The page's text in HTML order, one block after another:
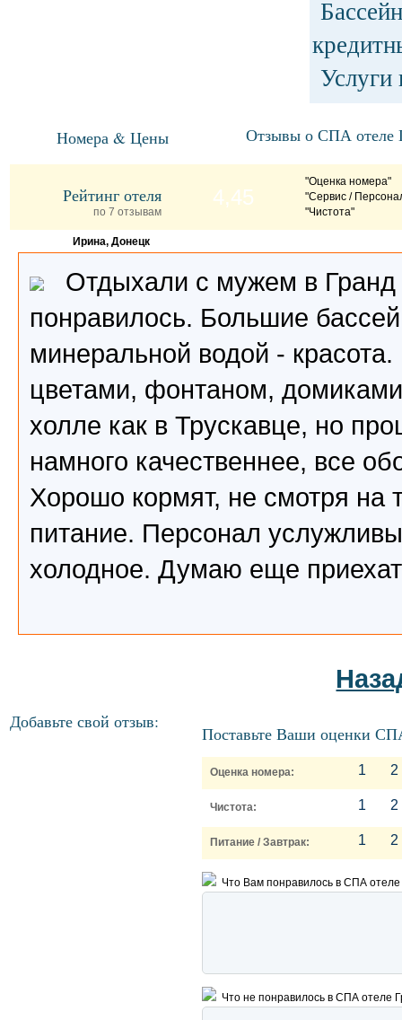
Номера & Цены Отзывы о СПА отеле
Рейтинг отеля
по 7 отзывам
4,45
"Оценка номера"
"Сервис /
"Чистота"
Ирина, Донецк
Отдыхали с мужем в
понравилось. Большие
минеральной водой -
цветами, фонтаном,
холле как в Трускавце, но
намного качественнее, все
Хорошо кормят, не смотря на
питание. Персонал
холодное. Думаю еще
Добавьте свой отзыв:
Поставьте Ваши оценки
Оценка номера: 1 2
Чистота: 1 2
Питание / Завтрак: 1 2
Что Вам понравилось в СПА
Что не понравилось в СПА отеле